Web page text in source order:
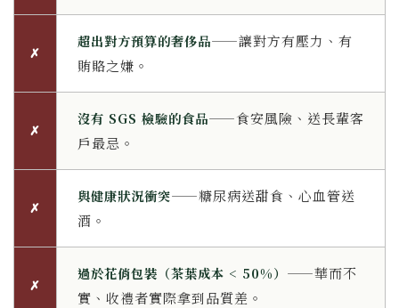
✗
超出對方預算的奢侈品——讓對方有壓力、有
賄賂之嫌。
✗
沒有 SGS 檢驗的食品——食安風險、送長輩客
戶最忌。
✗
與健康狀況衝突——糖尿病送甜食、心血管送
酒。
✗
過於花俏包裝（茶葉成本 < 50%） ——華而不
實、收禮者實際拿到品質差。